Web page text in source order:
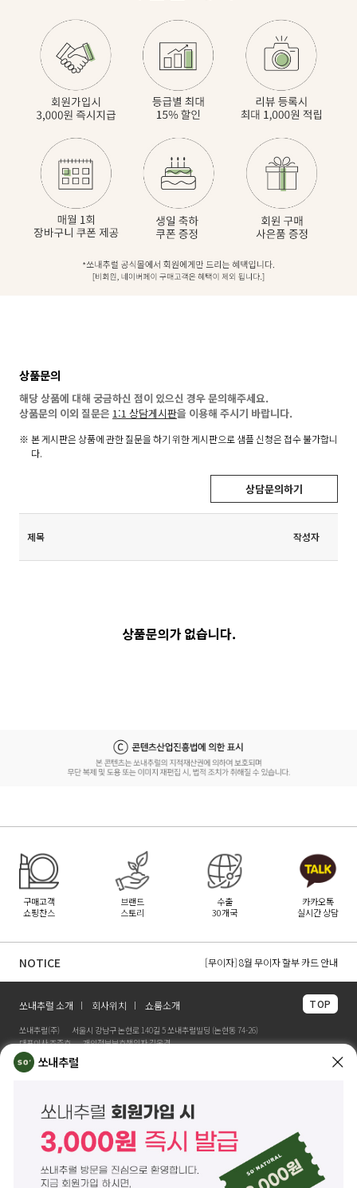
상품문의
해당 상품에 대해 궁금하신 점이 있으신 경우 문의해주세요.
상품문의 이외 질문은 1:1 상담게시판을 이용해 주시기 바랍니다.
본 게시판은 상품에 관한 질문을 하기 위한 게시판으로 샘플 신청은 접수 불가합니
다.
상담문의하기
제목 작성자
상품문의가 없습니다.
구매고객
쇼핑찬스
브랜드
스토리
수출
30개국
카카오톡
실시간 상담
NOTICE
[무이자] 8월 무이자 할부 카드 안내
[무이자] 8월 토스페이 무이자 할부안내
쏘내추럴 소개 회사위치 쇼룸소개 TOP
쏘내추럴(주)
서울시 강남구 논현로 140길 5 쏘내추럴빌딩 (논현동 74-26)
대표이사 조주호
개인정보보호책임자 김옥경
사업자등록번호 261-81-21889
제품/배송 문의
본사 고객센터 문의02-573-6769 (평일 10:00~18:00 / 점심시간 12:30~13:30)
해외 수출 문의
COPYRIGHT ©SONATURAL.CO.KR ALL RIGHT RESERVERD.
쏘내추럴